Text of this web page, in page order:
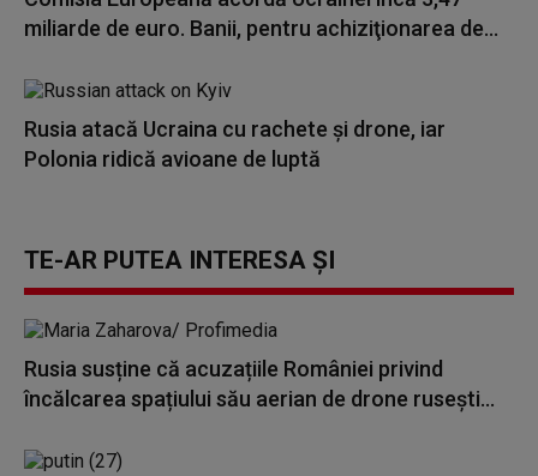
miliarde de euro. Banii, pentru achiziţionarea de...
Rusia atacă Ucraina cu rachete și drone, iar
Polonia ridică avioane de luptă
TE-AR PUTEA INTERESA ȘI
Rusia susține că acuzațiile României privind
încălcarea spațiului său aerian de drone rusești...